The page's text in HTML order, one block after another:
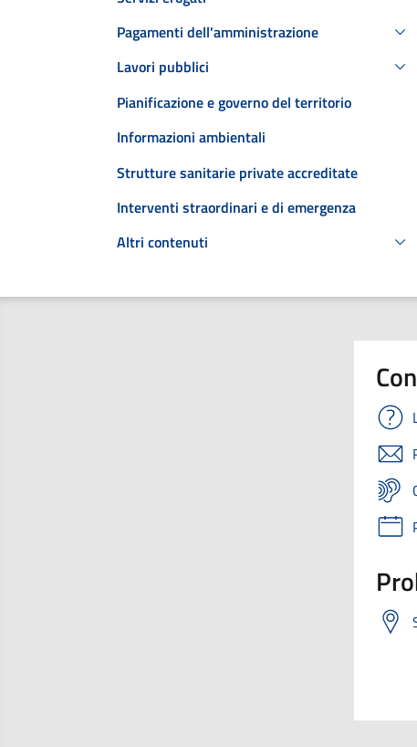
Pagamenti dell'amministrazione
Lavori pubblici
Pianificazione e governo del territorio
Informazioni ambientali
Strutture sanitarie private accreditate
Interventi straordinari e di emergenza
Altri contenuti